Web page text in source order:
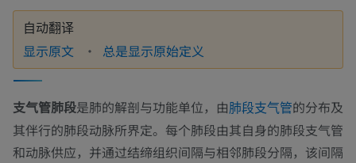
自动翻译
显示原文 总是显示原始定义
支气管肺段是肺的解剖与功能单位，由肺段支气管的分布及
其伴行的肺段动脉所界定。每个肺段由其自身的肺段支气管
和动脉供应，并通过结缔组织间隔与相邻肺段分隔，该间隔